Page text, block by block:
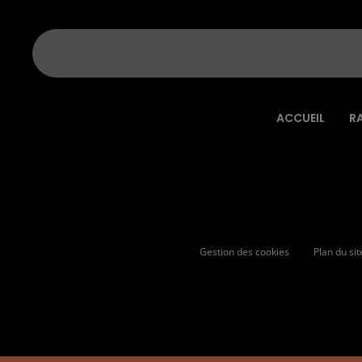
ACCUEIL
Gestion des cookies Plan du